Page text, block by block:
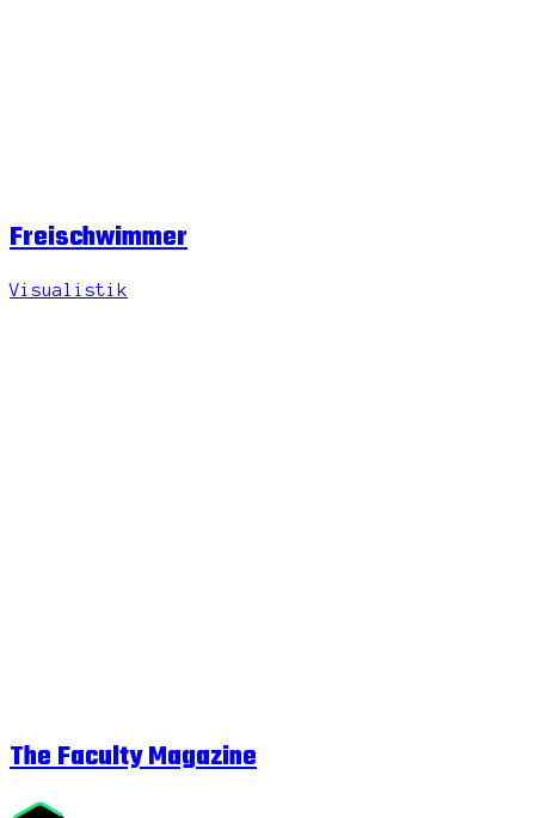
Freischwimmer
Visualistik
The Faculty Magazine